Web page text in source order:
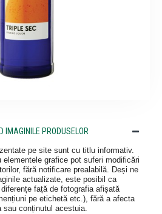
IMAGINILE PRODUSELOR
pe site sunt cu titlu informativ.
elementele grafice pot suferi modificări
fără notificare prealabilă. Deși ne
actualizate, este posibil ca
față de fotografia afișată
pe etichetă etc.), fără a afecta
sau conținutul acestuia.